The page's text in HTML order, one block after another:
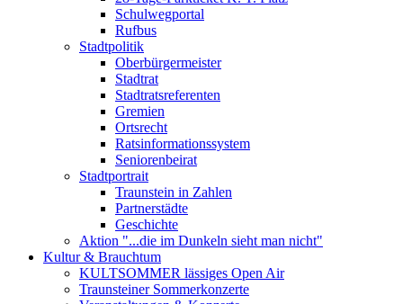
Schulwegportal
Rufbus
Stadtpolitik
Oberbürgermeister
Stadtrat
Stadtratsreferenten
Gremien
Ortsrecht
Ratsinformationssystem
Seniorenbeirat
Stadtportrait
Traunstein in Zahlen
Partnerstädte
Geschichte
Aktion "...die im Dunkeln sieht man nicht"
Kultur & Brauchtum
KULTSOMMER lässiges Open Air
Traunsteiner Sommerkonzerte